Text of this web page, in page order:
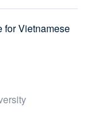
for Vietnamese